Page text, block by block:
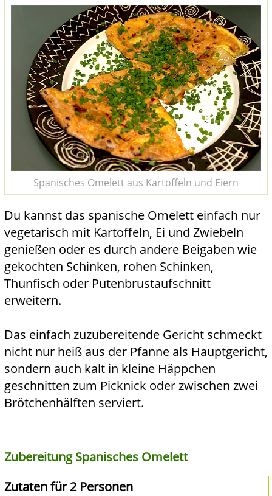
Spanisches Omelett aus Kartoffeln und Eiern
Du kannst das spanische Omelett einfach nur
vegetarisch mit Kartoffeln, Ei und Zwiebeln
genießen oder es durch andere Beigaben wie
gekochten Schinken, rohen Schinken,
Thunfisch oder Putenbrustaufschnitt
erweitern.
Das einfach zuzubereitende Gericht schmeckt
nicht nur heiß aus der Pfanne als Hauptgericht,
sondern auch kalt in kleine Häppchen
geschnitten zum Picknick oder zwischen zwei
Brötchenhälften serviert.
Zubereitung Spanisches Omelett
Zutaten für 2 Personen